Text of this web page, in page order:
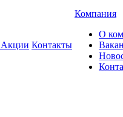
Акции Контакты
Компания
О